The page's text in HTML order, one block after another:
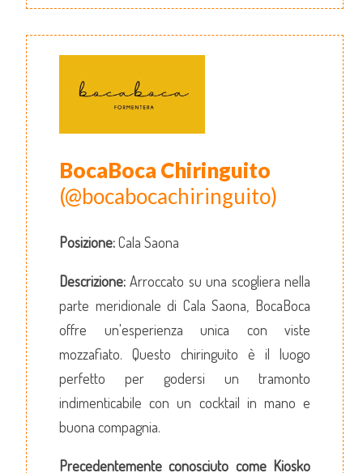
BocaBoca Chiringuito
(@bocabocachiringuito)
Posizione:Cala Saona
Descrizione: Arroccato su una scogliera nella
parte meridionale di Cala Saona, BocaBoca
offre un'esperienza unica con viste
mozzafiato. Questo chiringuito è il luogo
perfetto per godersi un tramonto
indimenticabile con un cocktail in mano e
buona compagnia.
Precedentemente conosciuto come Kiosko